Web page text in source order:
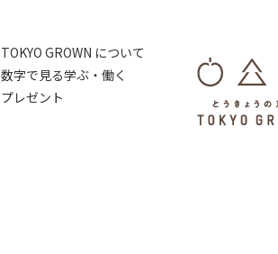
TOKYO GROWN について
数字で見る学ぶ・働く
プレゼント